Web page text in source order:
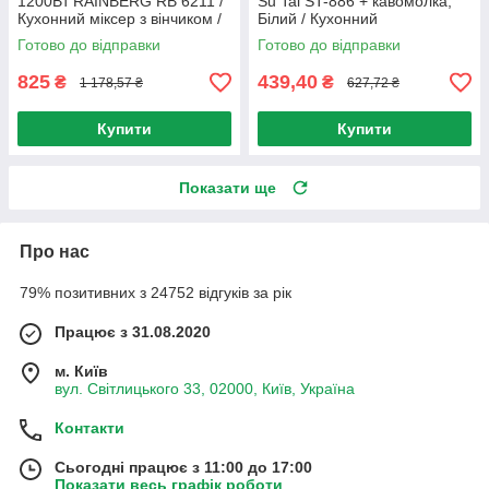
Кухонний міксер з вінчиком /
Блендер подрібнювач
Готово до відправки
825 ₴ 1 178,57 ₴
Купити
Білий / Кухонний
подрібнювач із чашею від
мережі
Готово до відправки
439,40 ₴ 627,72 ₴
Купити
Показати ще
Про нас
79% позитивних з 24752 відгуків за рік
Працює з 31.08.2020
м. Київ
вул. Світлицького 33, 02000, Київ, Україна
Контакти
Сьогодні працює з 11:00 до 17:00
Показати весь графік роботи